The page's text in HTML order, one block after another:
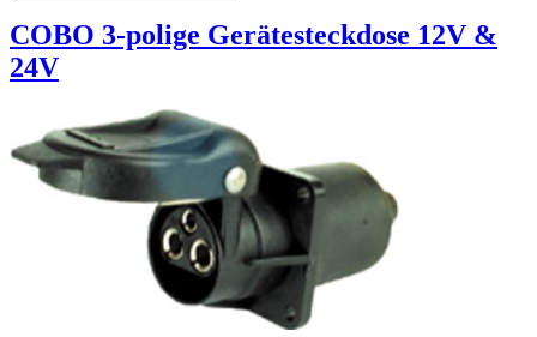
COBO 3-polige Gerätesteckdose 12V &
24V